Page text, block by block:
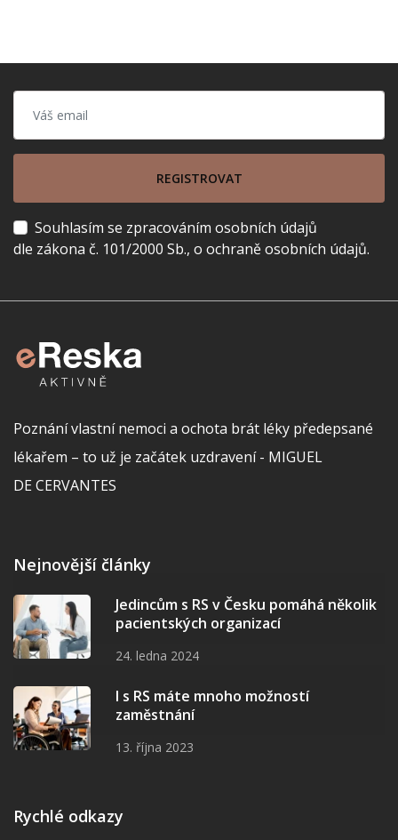
REGISTROVAT
Souhlasím se zpracováním osobních údajů
dle zákona č. 101/2000 Sb., o ochraně osobních údajů.
Poznání vlastní nemoci a ochota brát léky předepsané
lékařem – to už je začátek uzdravení - MIGUEL
DE CERVANTES
Nejnovější články
Jedincům s RS v Česku pomáhá několik
pacientských organizací
24. ledna 2024
I s RS máte mnoho možností
zaměstnání
13. října 2023
Rychlé odkazy